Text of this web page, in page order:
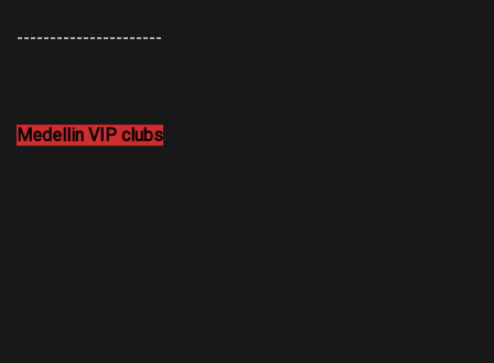
----------------------
Medellin VIP clubs